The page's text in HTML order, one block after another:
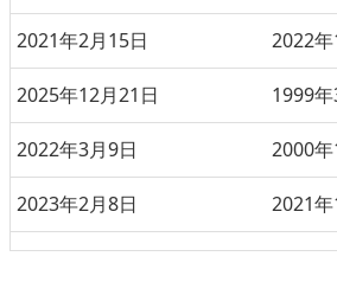
2021年2月15日 2022
2025年12月21日 1999
2022年3月9日 2000
2023年2月8日 2021